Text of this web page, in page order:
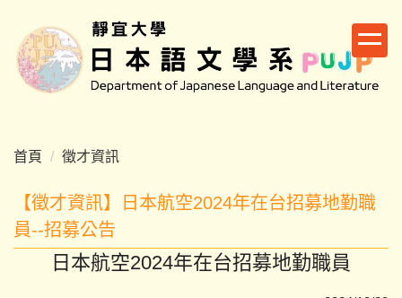
主
要
首頁
徵才資訊
【徵才資訊】日本航空2024年在台招募地勤職
員--招募公告
日本航空2024年在台招募地勤職員